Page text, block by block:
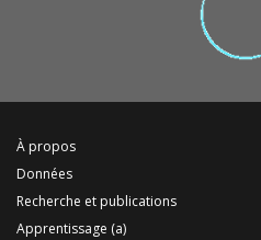
À propos
Données
Recherche et publications
Apprentissage (a)